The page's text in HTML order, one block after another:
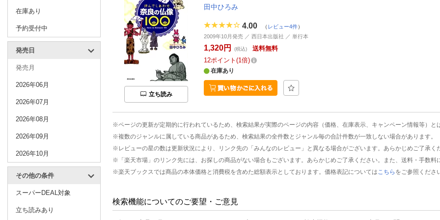
在庫あり
予約受付中
発売日
発売月
2026年06月
2026年07月
2026年08月
2026年09月
2026年10月
その他の条件
スーパーDEAL対象
立ち読みあり
立ち読み
田中ひろみ
4.00 （ レビュー4件）
2009年10月発売 ／ 西日本出版社 ／ 単行本
1,320円 (税込)
送料無料
12ポイント 1倍
在庫あり
※ページの更新が定期的に行われているため、検索結果が実際のページの内容（価格、在庫表示、キャンペーン情報等）と
※複数のジャンルに属している商品があるため、検索結果の全件数とジャンル毎の合計件数が一致しない場合があります。
※レビューの星の数は更新状況により、リンク先の「みんなのレビュー」と異なる場合がございます。あらかじめご了承く
※「楽天市場」のリンク先には、お探しの商品がない場合もございます。あらかじめご了承ください。また、送料・手数
※楽天ブックスでは商品の本体価格と消費税を含めた総額表示としております。価格表記については こちら をご参照くださ
検索機能についてのご要望・ご意見